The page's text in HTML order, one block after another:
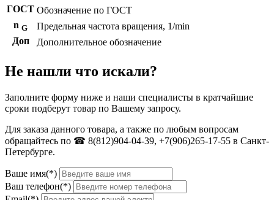
ГОСТ Обозначение по ГОСТ
n G
Предельная частота вращения, 1/min
Доп
Дополнительное обозначение
Не нашли что искали?
Заполните форму ниже и наши специалисты в кратчайшие
сроки подберут товар по Вашему запросу.
Для заказа данного товара, а также по любым вопросам
обращайтесь по ☎ 8(812)904-04-39, +7(906)265-17-55 в Санкт-
Петербурге.
Ваше имя(*)
Ваш телефон(*)